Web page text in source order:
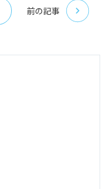
前の記事